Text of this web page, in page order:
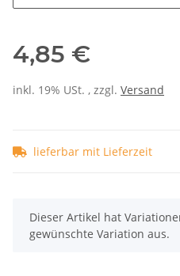
4,85 €
inkl. 19% USt. , zzgl. Versand
lieferbar mit Lieferzeit
x
Dieser Artikel hat
gewünschte Variation aus.